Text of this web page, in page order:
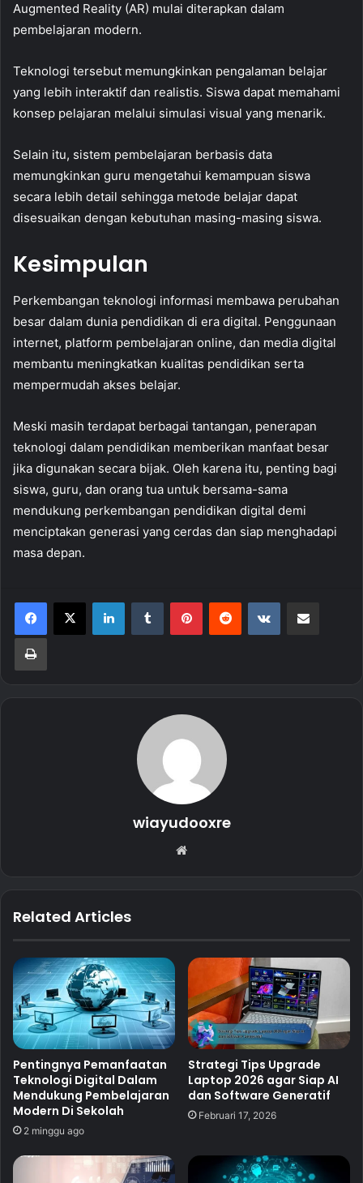
Augmented Reality (AR) mulai diterapkan dalam
pembelajaran modern.
Teknologi tersebut memungkinkan pengalaman belajar
yang lebih interaktif dan realistis. Siswa dapat memahami
konsep pelajaran melalui simulasi visual yang menarik.
Selain itu, sistem pembelajaran berbasis data
memungkinkan guru mengetahui kemampuan siswa
secara lebih detail sehingga metode belajar dapat
disesuaikan dengan kebutuhan masing-masing siswa.
Kesimpulan
Perkembangan teknologi informasi membawa perubahan
besar dalam dunia pendidikan di era digital. Penggunaan
internet, platform pembelajaran online, dan media digital
membantu meningkatkan kualitas pendidikan serta
mempermudah akses belajar.
Meski masih terdapat berbagai tantangan, penerapan
teknologi dalam pendidikan memberikan manfaat besar
jika digunakan secara bijak. Oleh karena itu, penting bagi
siswa, guru, dan orang tua untuk bersama-sama
mendukung perkembangan pendidikan digital demi
menciptakan generasi yang cerdas dan siap menghadapi
masa depan.
LinkedInTumblr PinterestReddit VKontakte
Print
wiayudooxre
Related Articles
Pentingnya Pemanfaatan
Teknologi Digital Dalam
Mendukung Pembelajaran
Modern Di Sekolah
2 minggu ago
Strategi Tips Upgrade
Laptop 2026 agar Siap AI
dan Software Generatif
Februari 17, 2026